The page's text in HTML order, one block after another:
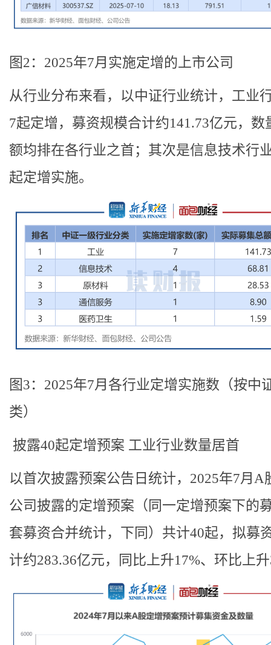
图2：2025年7月实施定增的上市公司
从行业分布来看，以中证行业统计，工业
7起定增，募资规模合计约141.73亿元，数
额均排在各行业之首；其次是信息技术行
起定增实施。
图3：2025年7月各行业定增实施数（按中
类）
披露40起定增预案 工业行业数量居首
以首次披露预案公告日统计，2025年7月A
公司披露的定增预案（同一定增预案下的
套募资合并统计，下同）共计40起，拟募
计约283.36亿元，同比上升17%、环比上